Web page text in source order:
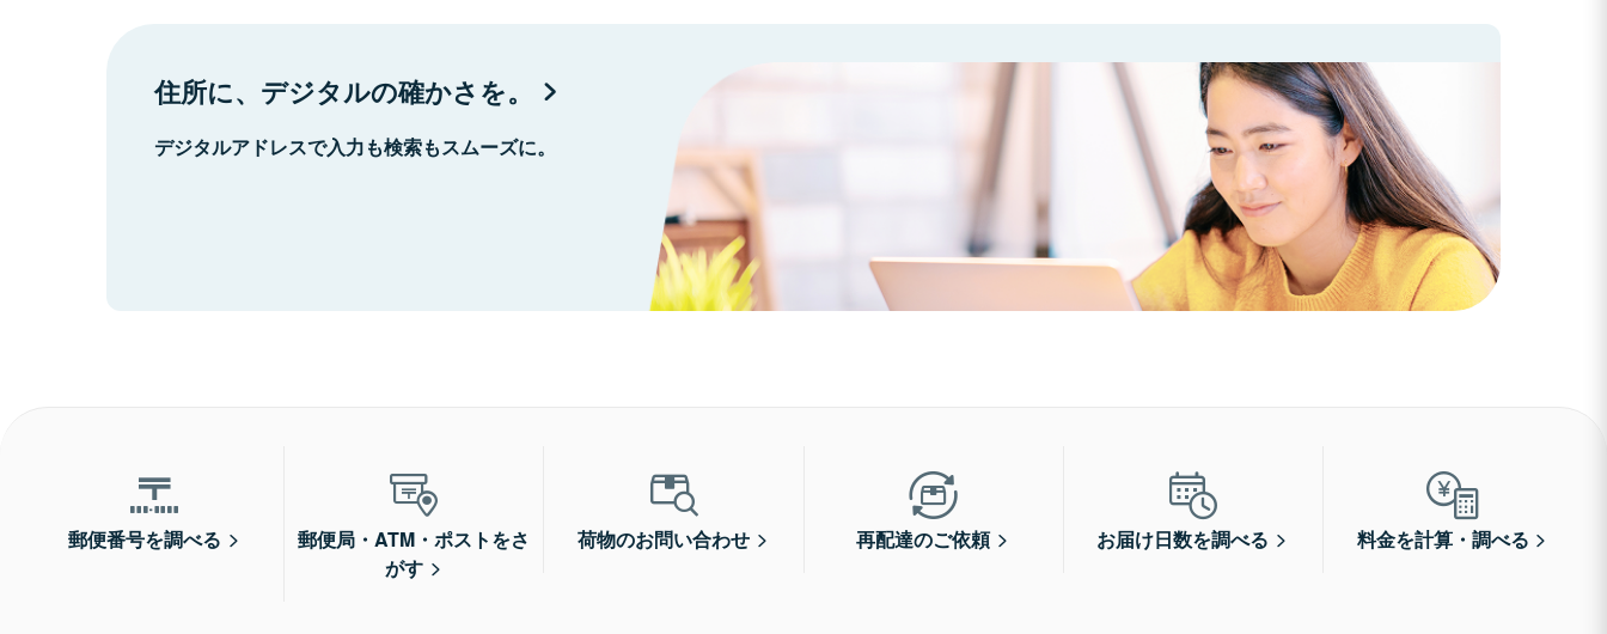
住所に、デジタルの確かさを。
デジタルアドレスで入力も検索もスムーズに。
郵便番号を調べる
郵便局・ATM・ポストをさ
がす
荷物のお問い合わせ 再配達のご依頼 お届け日数を調べる 料金を計算・調べる